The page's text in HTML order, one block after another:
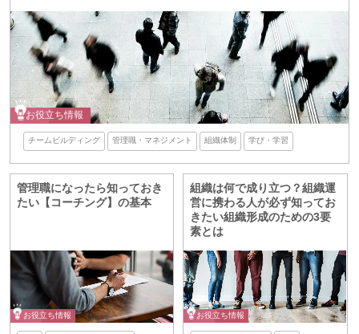
お役立ち情報
チームビルディング 管理職・マネジメント 組織体制 学び・学習
管理職になったら知っておき
たい【コーチング】の基本
お役立ち情報
組織は何で成り立つ？組織運
営に携わる人が必ず知ってお
きたい組織形成のための3要
素とは
お役立ち情報